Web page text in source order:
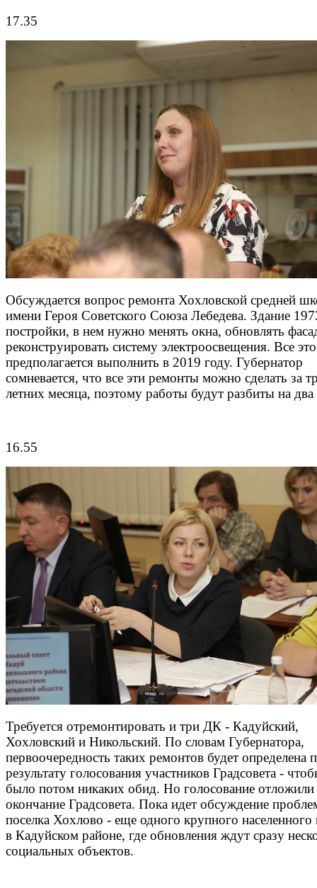
17.35
Обсуждается вопрос ремонта Хохловской средней
имени Героя Советского Союза Лебедева. Здание
постройки, в нем нужно менять окна, обновлять
реконструировать систему электроосвещения. Все это
предполагается выполнить в 2019 году. Губернатор
сомневается, что все эти ремонты можно сделать за
летних месяца, поэтому работы будут разбиты на два
16.55
Требуется отремонтировать и три ДК - Кадуйский,
Хохловский и Никольский. По словам Губернатора,
первоочередность таких ремонтов будет определена
результату голосования участников Градсовета -
было потом никаких обид. Но голосование отложили
окончание Градсовета. Пока идет обсуждение
поселка Хохлово - еще одного крупного населенного
в Кадуйском районе, где обновления ждут сразу
социальных объектов.